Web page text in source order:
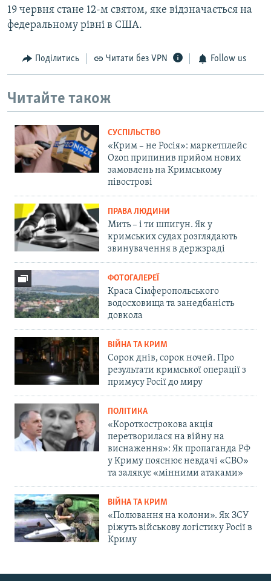
19 червня стане 12-м святом, яке відзначається на
федеральному рівні в США.
Поділитись Читати без VPN Follow us
Читайте також
СУСПІЛЬСТВО
«Крим – не Росія»: маркетплейс
Ozon припинив прийом нових
замовлень на Кримському
півострові
ПРАВА ЛЮДИНИ
Мить – і ти шпигун. Як у
кримських судах розглядають
звинувачення в держзраді
ФОТОГАЛЕРЕЇ
Краса Сімферопольського
водосховища та занедбаність
довкола
ВІЙНА ТА КРИМ
Сорок днів, сорок ночей. Про
результати кримської операції з
примусу Росії до миру
ПОЛІТИКА
«Короткострокова акція
перетворилася на війну на
виснаження»: Як пропаганда РФ
у Криму пояснює невдачі «СВО»
та залякує «мінними атаками»
ВІЙНА ТА КРИМ
«Полювання на колони». Як ЗСУ
ріжуть військову логістику Росії в
Криму